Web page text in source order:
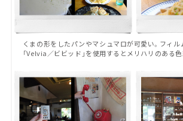
くまの形をしたパンやマシュマロが可愛い。フィ
「Velvia／ビビッド」を使用するとメリハリのある色